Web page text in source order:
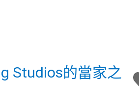
Studios的當家之